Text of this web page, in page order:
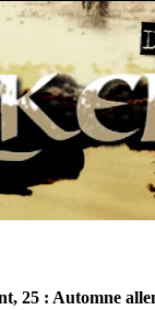
25 : Automne